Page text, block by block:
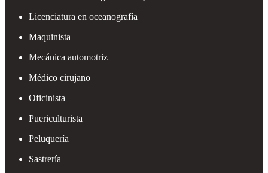
Licenciatura en oceanografía
Maquinista
Mecánica automotriz
Médico cirujano
Oficinista
Puericulturista
Peluquería
Sastrería